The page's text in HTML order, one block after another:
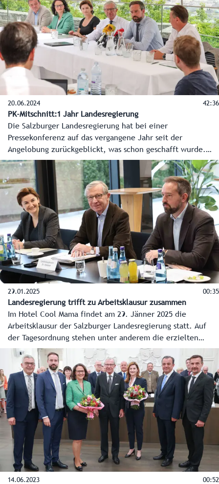
20.06.2024 42:36
PK-Mitschnitt:1 Jahr Landesregierung
Die Salzburger Landesregierung hat bei einer
Pressekonferenz auf das vergangene Jahr seit der
Angelobung zurückgeblickt, was schon geschafft wurde.
Aber der Blick ging noch viel mehr nach vorne, welche
Vorhaben und Schlüsselprojekte für das gesamte
Bundesland anstehen. Hier die O-Töne der
Regierungsspitzen Landeshauptmann Wilfried Haslauer und
Landeshauptmann-Stellvertreterin Marlene Svazek.
29.01.2025 00:35
Landesregierung trifft zu Arbeitsklausur zusammen
Im Hotel Cool Mama findet am 29. Jänner 2025 die
Arbeitsklausur der Salzburger Landesregierung statt. Auf
der Tagesordnung stehen unter anderem die erzielten
Ergebnisse seit der letzten Klausur und die Vorhaben in
den einzelnen Zuständigkeitsbereichen für das Jahr 2025.
Ein zentraler Punkt der Arbeitsklausur wird auch die
Diskussion über eine neue Ressortverteilung innerhalb der
Landesregierung sein. Über die Ergebnisse wird am
Donnerstag, 30. Jänner 2025, im Rahmen einer
Pressekonferenz informiert.
14.06.2023 00:52